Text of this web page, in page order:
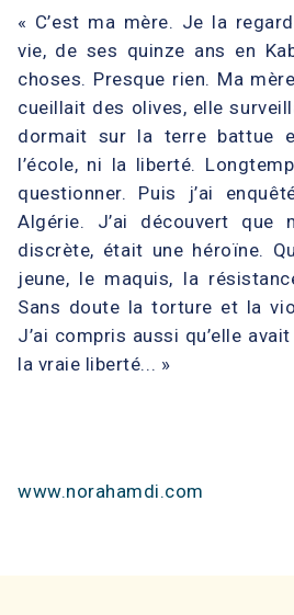
« C’est ma mère. Je la
vie, de ses quinze ans en
choses. Presque rien. Ma
cueillait des olives, elle
dormait sur la terre battue
l’école, ni la liberté.
questionner. Puis j’ai
Algérie. J’ai découvert que
discrète, était une héroïne.
jeune, le maquis, la
Sans doute la torture et la
J’ai compris aussi qu’elle
la vraie liberté... »
www.norahamdi.com